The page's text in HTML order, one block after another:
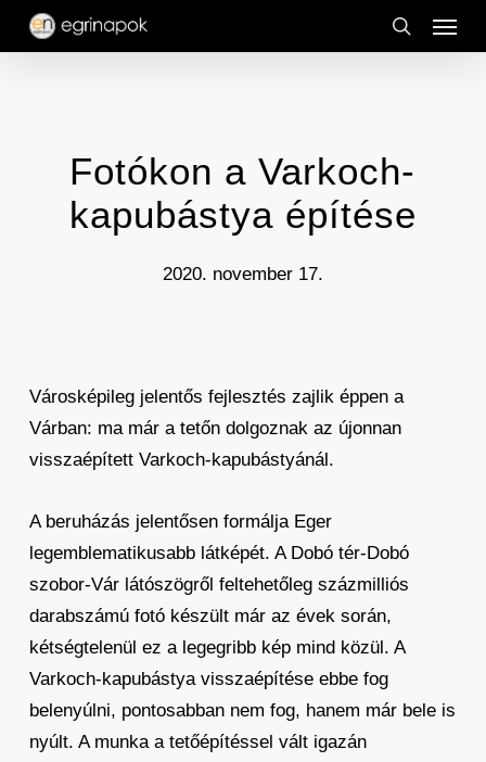
Skip
search
Menu
Fotókon a Varkoch-
kapubástya építése
2020. november 17.
Városképileg jelentős fejlesztés zajlik éppen a
Várban: ma már a tetőn dolgoznak az újonnan
visszaépített Varkoch-kapubástyánál.
A beruházás jelentősen formálja Eger
legemblematikusabb látképét. A Dobó tér-Dobó
szobor-Vár látószögről feltehetőleg százmilliós
darabszámú fotó készült már az évek során,
kétségtelenül ez a legegribb kép mind közül. A
Varkoch-kapubástya visszaépítése ebbe fog
belenyúlni, pontosabban nem fog, hanem már bele is
nyúlt. A munka a tetőépítéssel vált igazán